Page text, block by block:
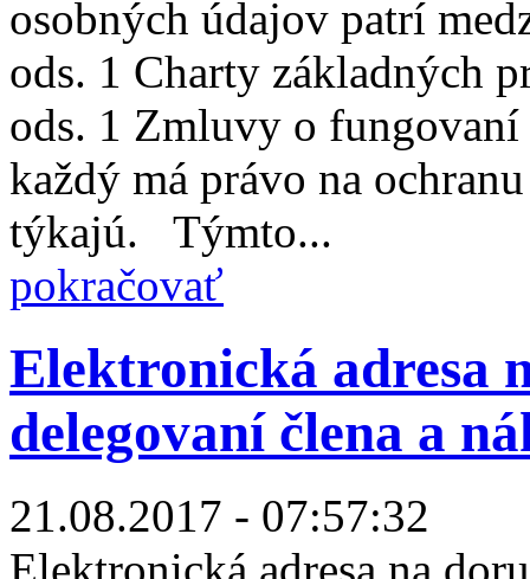
osobných údajov patrí
ods. 1 Charty základných
ods. 1 Zmluvy o fungovaní
každý má právo na
týkajú. Týmto...
pokračovať
Elektronická adresa
delegovaní člena a
21.08.2017 - 07:57:32